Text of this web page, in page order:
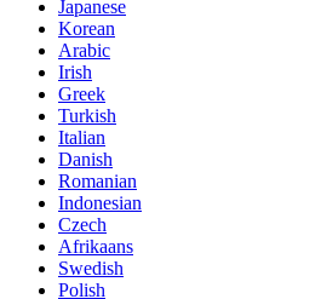
Japanese
Korean
Arabic
Irish
Greek
Turkish
Italian
Danish
Romanian
Indonesian
Czech
Afrikaans
Swedish
Polish